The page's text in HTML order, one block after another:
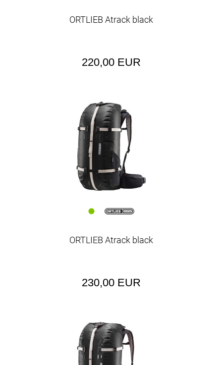
ORTLIEB Atrack black
220,00 EUR
ORTLIEB Atrack black
230,00 EUR